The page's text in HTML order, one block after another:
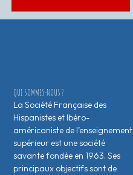
QUI SOMMES-NOUS ?
La Société Française des
Hispanistes et Ibéro-
américaniste de l’enseignement
supérieur est une société
savante fondée en 1963. Ses
principaux objectifs sont de